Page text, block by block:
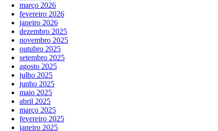
março 2026
fevereiro 2026
janeiro 2026
dezembro 2025
novembro 2025
outubro 2025
setembro 2025
agosto 2025
julho 2025
junho 2025
maio 2025
abril 2025
março 2025
fevereiro 2025
janeiro 2025